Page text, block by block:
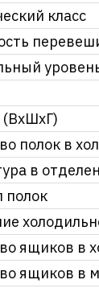
класс
(ВхШхГ)
полок в
в
полок
ящиков в
ящиков в